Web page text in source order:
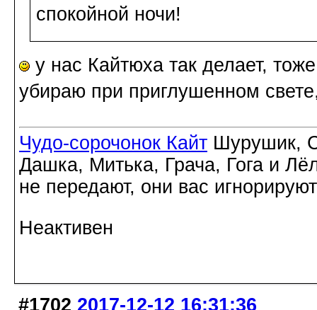
спокойной ночи!
у нас Кайтюха так делает,
убираю при приглушенном
Чудо-сорочонок Кайт Шурушик,
Дашка, Митька, Грача, Гога и
не передают, они вас игнорируют
Неактивен
#1702 2017-12-12 16:31:36